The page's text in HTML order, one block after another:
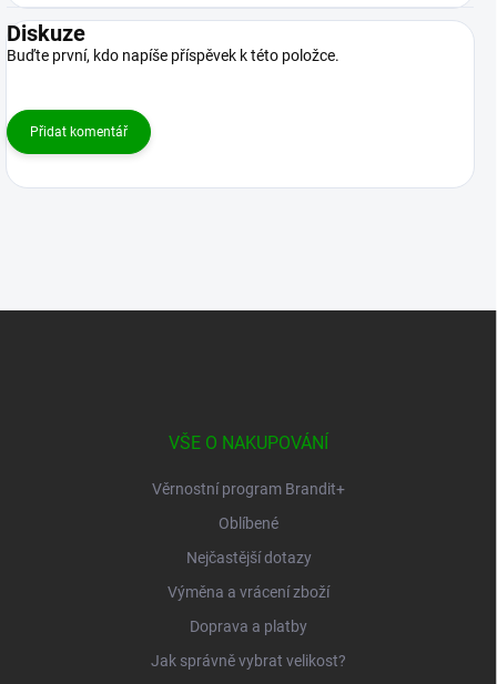
Diskuze
Buďte první, kdo napíše příspěvek k této položce.
Přidat komentář
VŠE O NAKUPOVÁNÍ
Věrnostní program Brandit+
Oblíbené
Nejčastější dotazy
Výměna a vrácení zboží
Doprava a platby
Jak správně vybrat velikost?